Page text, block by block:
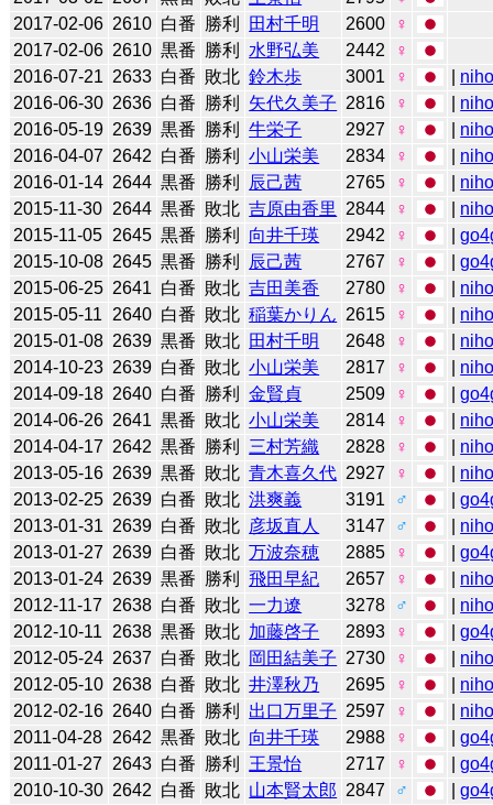
2017-02-06 2610 白番 勝利 田村千明 2600
♀
2017-02-06 2610 黒番 勝利 水野弘美 2442
♀
2016-07-21 2633 白番 敗北 鈴木歩 3001 ♀
2016-06-30 2636 白番 勝利 矢代久美子 2816 ♀
2016-05-19 2639 黒番 勝利 牛栄子 2927 ♀
2016-04-07 2642 白番 勝利 小山栄美 2834 ♀
2016-01-14 2644 黒番 勝利 辰己茜 2765 ♀
2015-11-30 2644 黒番 敗北 吉原由香里 2844 ♀
2015-11-05 2645 黒番 勝利 向井千瑛 2942 ♀ |
2015-10-08 2645 黒番 勝利 辰己茜 2767 ♀ |
2015-06-25 2641 白番 敗北 吉田美香 2780 ♀
2015-05-11
2640 白番 敗北 稲葉かりん 2615 ♀
2015-01-08 2639 黒番 敗北 田村千明 2648 ♀
2014-10-23 2639 白番 敗北 小山栄美 2817 ♀
2014-09-18 2640 白番 勝利 金賢貞 2509 ♀ |
2014-06-26 2641 黒番 敗北 小山栄美 2814 ♀
2014-04-17 2642 黒番 勝利 三村芳織 2828 ♀
2013-05-16 2639 黒番 敗北 青木喜久代 2927 ♀
2013-02-25 2639 白番 敗北 洪爽義 3191 ♂ |
2013-01-31 2639 白番 敗北 彦坂直人 3147 ♂
2013-01-27 2639 白番 敗北 万波奈穂 2885 ♀ |
2013-01-24 2639 黒番 勝利 飛田早紀 2657 ♀
2012-11-17
2638 白番 敗北 一力遼 3278 ♂
2012-10-11
2638 黒番 敗北 加藤啓子 2893 ♀ |
2012-05-24 2637 白番 敗北 岡田結美子 2730 ♀
2012-05-10 2638 白番 敗北 井澤秋乃 2695 ♀
2012-02-16 2640 白番 勝利 出口万里子 2597 ♀
2011-04-28 2642 黒番 敗北 向井千瑛 2988 ♀ |
2011-01-27
2643 白番 勝利 王景怡 2717 ♀ |
2010-10-30 2642 白番 敗北 山本賢太郎 2847 ♂ |